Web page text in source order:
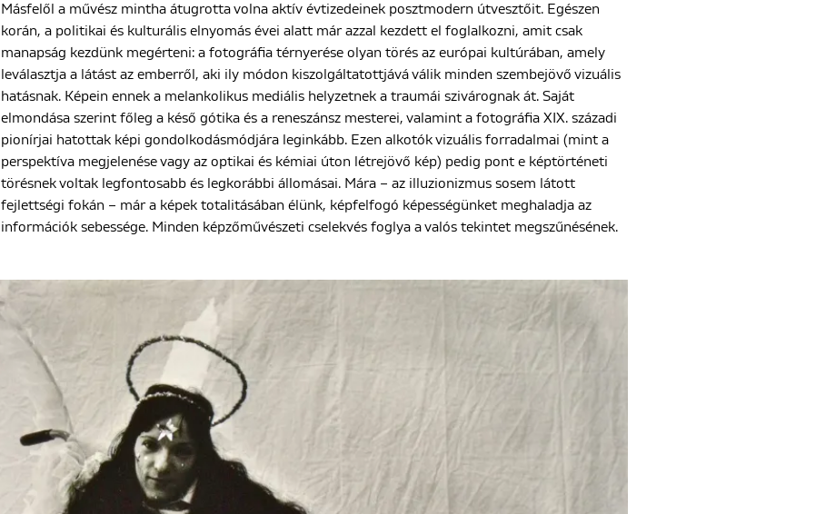
Másfelől a művész mintha átugrotta volna aktív évtizedeinek posztmodern útvesztőit. Egészen
korán, a politikai és kulturális elnyomás évei alatt már azzal kezdett el foglalkozni, amit csak
manapság kezdünk megérteni: a fotográfia térnyerése olyan törés az európai kultúrában, amely
leválasztja a látást az emberről, aki ily módon kiszolgáltatottjává válik minden szembejövő vizuális
hatásnak. Képein ennek a melankolikus mediális helyzetnek a traumái szivárognak át. Saját
elmondása szerint főleg a késő gótika és a reneszánsz mesterei, valamint a fotográfia XIX. századi
pionírjai hatottak képi gondolkodásmódjára leginkább. Ezen alkotók vizuális forradalmai (mint a
perspektíva megjelenése vagy az optikai és kémiai úton létrejövő kép) pedig pont e képtörténeti
törésnek voltak legfontosabb és legkorábbi állomásai. Mára – az illuzionizmus sosem látott
fejlettségi fokán – már a képek totalitásában élünk, képfelfogó képességünket meghaladja az
információk sebessége. Minden képzőművészeti cselekvés foglya a valós tekintet megszűnésének.